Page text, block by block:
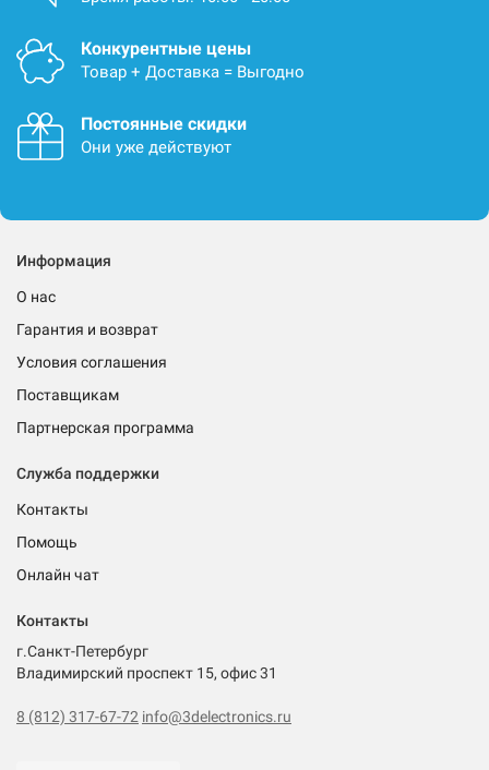
Конкурентные цены
Товар + Доставка = Выгодно
Постоянные скидки
Они уже действуют
Информация
О нас
Гарантия и возврат
Условия соглашения
Поставщикам
Партнерская программа
Служба поддержки
Контакты
Помощь
Онлайн чат
Контакты
г.Санкт-Петербург
Владимирский проспект 15, офис 31
8 (812) 317-67-72 info@3delectronics.ru